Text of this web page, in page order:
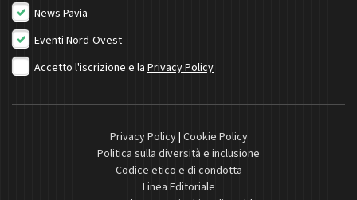
News Pavia
Eventi Nord-Ovest
Accetto l'iscrizione e la Privacy Policy
Privacy Policy| Cookie Policy
Politica sulla diversità e inclusione
Codice etico e di condotta
Linea Editoriale